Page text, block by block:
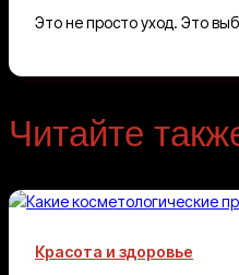
Это не просто уход. Это
Читайте
Красота и здоровье